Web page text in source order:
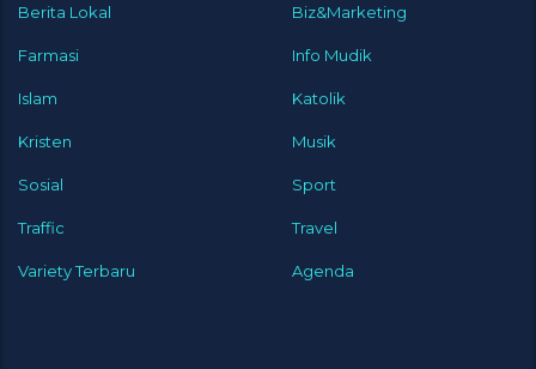
Berita Lokal Biz&Marketing
Farmasi Info Mudik
Islam Katolik
Kristen Musik
Sosial Sport
Traffic Travel
Variety Terbaru Agenda